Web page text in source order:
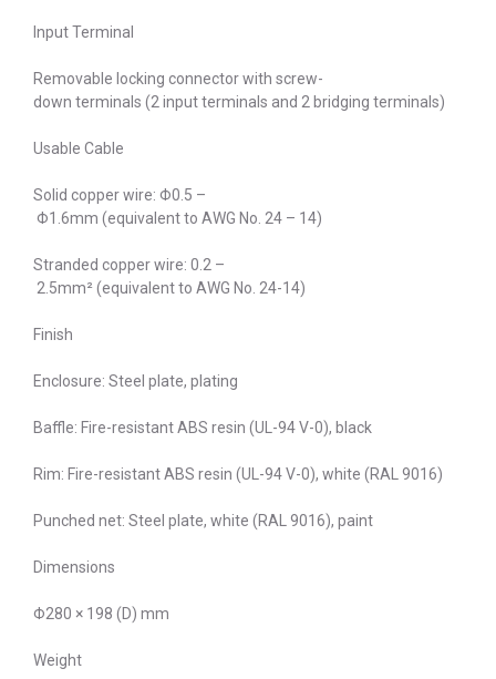
Input Terminal
Removable locking connector with screw-
down terminals (2 input terminals and 2 bridging terminals)
Usable Cable
Solid copper wire: Φ0.5 –
Φ1.6mm (equivalent to AWG No. 24 – 14)
Stranded copper wire: 0.2 –
2.5mm² (equivalent to AWG No. 24-14)
Finish
Enclosure: Steel plate, plating
Baffle: Fire-resistant ABS resin (UL-94 V-0), black
Rim: Fire-resistant ABS resin (UL-94 V-0), white (RAL 9016)
Punched net: Steel plate, white (RAL 9016), paint
Dimensions
Φ280 × 198 (D) mm
Weight